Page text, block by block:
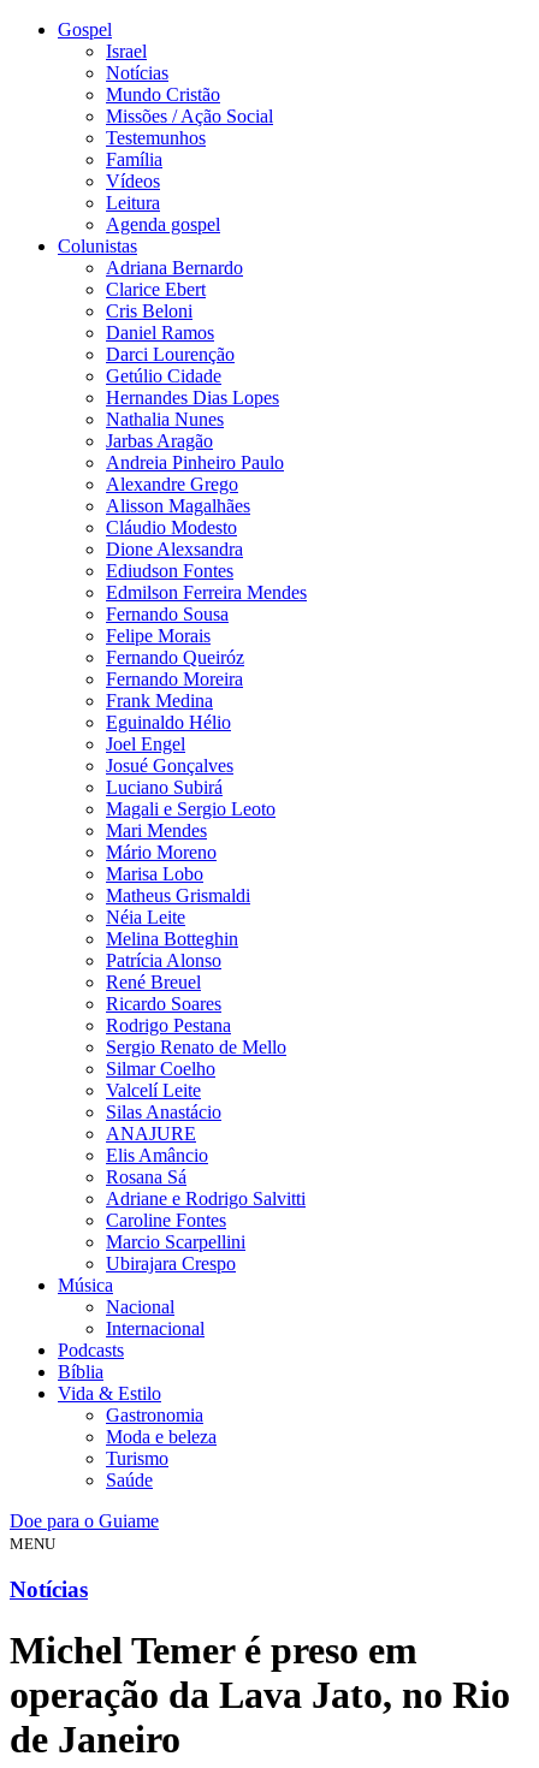
Gospel
Israel
Notícias
Mundo Cristão
Missões / Ação Social
Testemunhos
Família
Vídeos
Leitura
Agenda gospel
Colunistas
Adriana Bernardo
Clarice Ebert
Cris Beloni
Daniel Ramos
Darci Lourenção
Getúlio Cidade
Hernandes Dias Lopes
Nathalia Nunes
Jarbas Aragão
Andreia Pinheiro Paulo
Alexandre Grego
Alisson Magalhães
Cláudio Modesto
Dione Alexsandra
Ediudson Fontes
Edmilson Ferreira Mendes
Fernando Sousa
Felipe Morais
Fernando Queiróz
Fernando Moreira
Frank Medina
Eguinaldo Hélio
Joel Engel
Josué Gonçalves
Luciano Subirá
Magali e Sergio Leoto
Mari Mendes
Mário Moreno
Marisa Lobo
Matheus Grismaldi
Néia Leite
Melina Botteghin
Patrícia Alonso
René Breuel
Ricardo Soares
Rodrigo Pestana
Sergio Renato de Mello
Silmar Coelho
Valcelí Leite
Silas Anastácio
ANAJURE
Elis Amâncio
Rosana Sá
Adriane e Rodrigo Salvitti
Caroline Fontes
Marcio Scarpellini
Ubirajara Crespo
Música
Nacional
Internacional
Podcasts
Bíblia
Vida & Estilo
Gastronomia
Moda e beleza
Turismo
Saúde
Doe para o Guiame
MENU
Notícias
Michel Temer é preso em
operação da Lava Jato, no Rio
de Janeiro